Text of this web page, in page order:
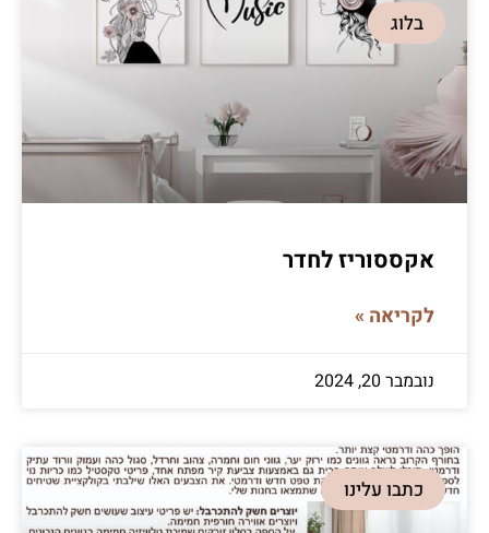
בלוג
אקססוריז לחדר
לקריאה »
נובמבר 20, 2024
כתבו עלינו